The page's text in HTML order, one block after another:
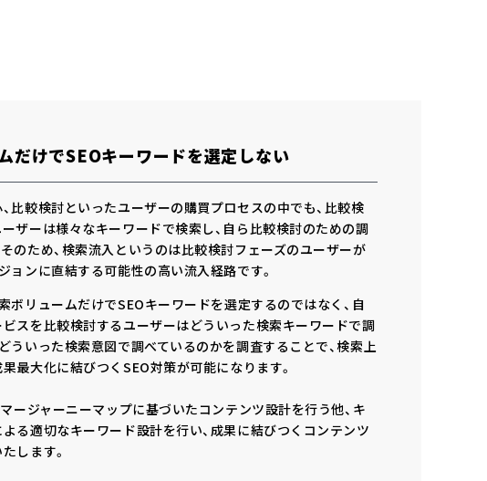
だけでSEOキーワードを選定しない
比較検討といったユーザーの購買プロセスの中でも、比較検
ザーは様々なキーワードで検索し、自ら比較検討のための調
のため、検索流入というのは比較検討フェーズのユーザーが
ョンに直結する可能性の高い流入経路です。
ボリュームだけでSEOキーワードを選定するのではなく、自
スを比較検討するユーザーはどういった検索キーワードで調
ういった検索意図で調べているのかを調査することで、検索上
最大化に結びつくSEO対策が可能になります。
ージャーニーマップに基づいたコンテンツ設計を行う他、キ
る適切なキーワード設計を行い、成果に結びつくコンテンツ
します。